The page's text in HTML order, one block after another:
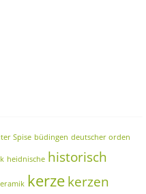
Spise büdingen deutscher orden
heidnische historisch
kerzekerzen